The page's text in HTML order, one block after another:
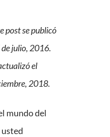
post se publicó
julio, 2016.
el
2018.
mundo del